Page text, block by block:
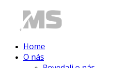
Home
O nás